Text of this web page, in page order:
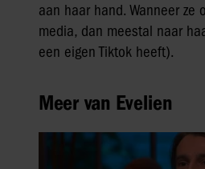
aan haar hand. Wanneer ze
media, dan meestal naar
een eigen Tiktok heeft).
Meer van Evelien